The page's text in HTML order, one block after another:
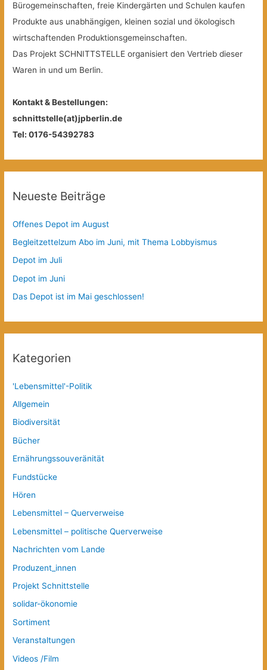
Bürogemeinschaften, freie Kindergärten und Schulen kaufen
Produkte aus unabhängigen, kleinen sozial und ökologisch
wirtschaftenden Produktionsgemeinschaften.
Das Projekt SCHNITTSTELLE organisiert den Vertrieb dieser
Waren in und um Berlin.
Kontakt & Bestellungen:
schnittstelle(at)jpberlin.de
Tel: 0176-54392783
Neueste Beiträge
Offenes Depot im August
Begleitzettelzum Abo im Juni, mit Thema Lobbyismus
Depot im Juli
Depot im Juni
Das Depot ist im Mai geschlossen!
Kategorien
'Lebensmittel'-Politik
Allgemein
Biodiversität
Bücher
Ernährungssouveränität
Fundstücke
Hören
Lebensmittel – Querverweise
Lebensmittel – politische Querverweise
Nachrichten vom Lande
Produzent_innen
Projekt Schnittstelle
solidar-ökonomie
Sortiment
Veranstaltungen
Videos /Film